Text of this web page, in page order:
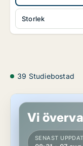
Storlek
39 Studiebostad
Studentbostad i
Vi
SENAST